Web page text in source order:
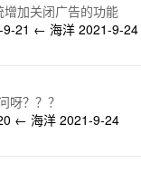
加关闭广告的功能
21 ← 海洋 2021-9-24
呀？？？
← 海洋 2021-9-24